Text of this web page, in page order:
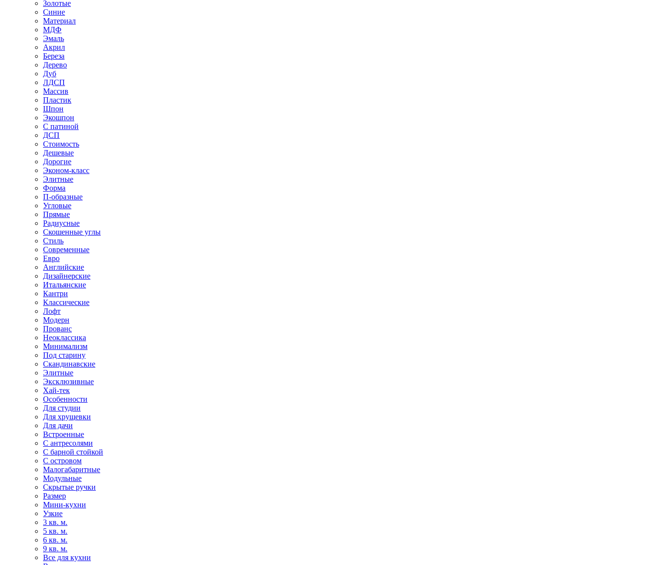
Золотые
Синие
Материал
МДФ
Эмаль
Акрил
Береза
Дерево
Дуб
ЛДСП
Массив
Пластик
Шпон
Экошпон
С патиной
ДСП
Стоимость
Дешевые
Дорогие
Эконом-класс
Элитные
Форма
П-образные
Угловые
Прямые
Радиусные
Скошенные углы
Стиль
Современные
Евро
Английские
Дизайнерские
Итальянские
Кантри
Классические
Лофт
Модерн
Прованс
Неоклассика
Минимализм
Под старину
Скандинавские
Элитные
Эксклюзивные
Хай-тек
Особенности
Для студии
Для хрущевки
Для дачи
Встроенные
С антресолями
С барной стойкой
С островом
Малогабаритные
Модульные
Скрытые ручки
Размер
Мини-кухни
Узкие
3 кв. м.
5 кв. м.
6 кв. м.
9 кв. м.
Все для кухни